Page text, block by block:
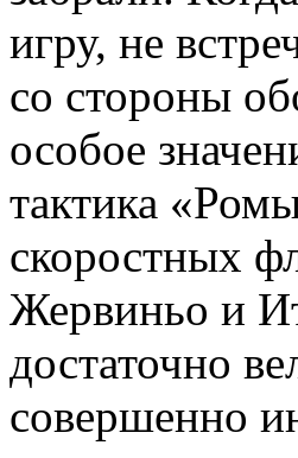
игру, не
со стороны
особое
тактика
скоростных
Жервиньо и
достаточно
совершенно